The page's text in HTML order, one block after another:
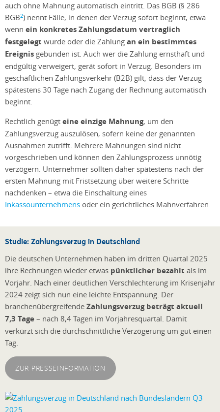
auch ohne Mahnung automatisch eintritt. Das BGB (§ 286
BGB2) nennt Fälle, in denen der Verzug sofort beginnt, etwa
wenn ein konkretes Zahlungsdatum vertraglich
festgelegt wurde oder die Zahlung an ein bestimmtes
Ereignis gebunden ist. Auch wer die Zahlung ernsthaft und
endgültig verweigert, gerät sofort in Verzug. Besonders im
geschäftlichen Zahlungsverkehr (B2B) gilt, dass der Verzug
spätestens 30 Tage nach Zugang der Rechnung automatisch
beginnt.
Rechtlich genügt eine einzige Mahnung, um den
Zahlungsverzug auszulösen, sofern keine der genannten
Ausnahmen zutrifft. Mehrere Mahnungen sind nicht
vorgeschrieben und können den Zahlungsprozess unnötig
verzögern. Unternehmer sollten daher spätestens nach der
ersten Mahnung mit Fristsetzung über weitere Schritte
nachdenken – etwa die Einschaltung eines
Inkassounternehmens oder ein gerichtliches Mahnverfahren.
Studie: Zahlungsverzug in Deutschland
Die deutschen Unternehmen haben im dritten Quartal 2025
ihre Rechnungen wieder etwas pünktlicher bezahlt als im
Vorjahr. Nach einer deutlichen Verschlechterung im Krisenjahr
2024 zeigt sich nun eine leichte Entspannung. Der
branchenübergreifende Zahlungsverzug beträgt aktuell
7,3 Tage – nach 8,4 Tagen im Vorjahresquartal. Damit
verkürzt sich die durchschnittliche Verzögerung um gut einen
Tag.
ZUR PRESSEINFORMATION